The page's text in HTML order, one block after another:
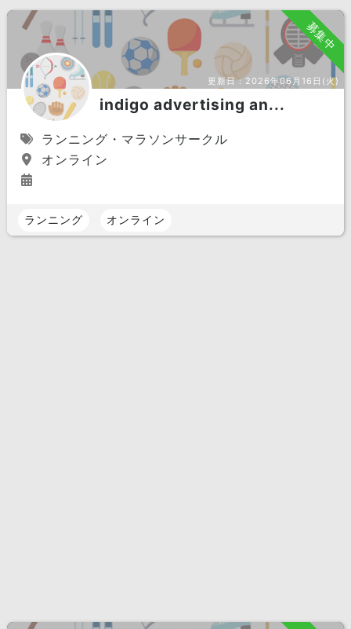
募集中
更新日：2026年06月16日(火)
indigo advertising an...
ランニング・マラソンサークル
オンライン
ランニング オンライン